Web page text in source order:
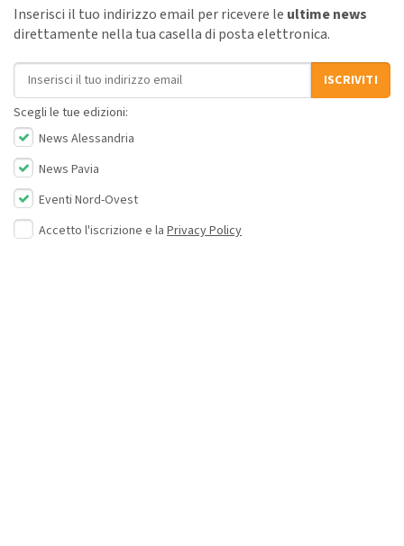
Inserisci il tuo indirizzo email per ricevere le ultime news
direttamente nella tua casella di posta elettronica.
Indirizzo email
ISCRIVITI
Scegli le tue edizioni:
News Alessandria
News Pavia
Eventi Nord-Ovest
Accetto l'iscrizione e la Privacy Policy